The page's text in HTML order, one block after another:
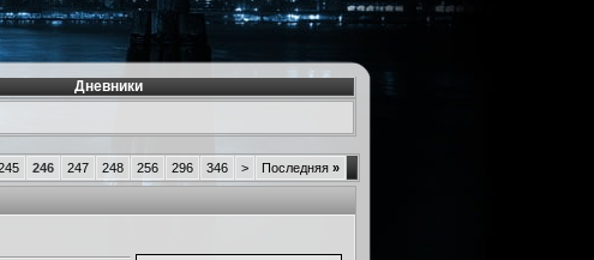
Дневники
246 247 248 256 296 346 > Последняя »